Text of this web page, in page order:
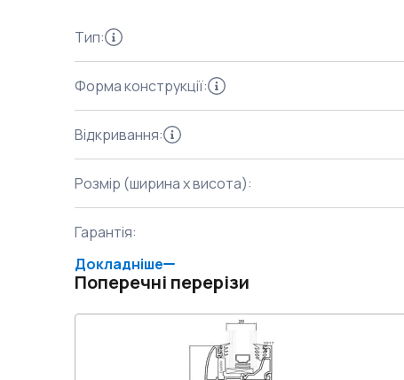
Тип:
Форма конструкції:
Відкривання:
Розмір (ширина x висота):
Гарантія:
Докладніше
Поперечні перерізи